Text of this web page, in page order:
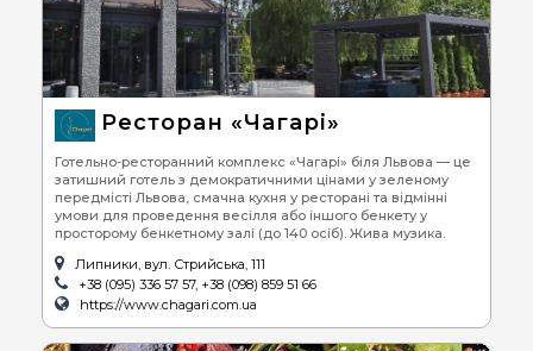
Ресторан «Чагарі»
Готельно-ресторанний комплекс «Чагарі» біля Львова — це
затишний готель з демократичними цінами у зеленому
передмісті Львова, смачна кухня у ресторані та відмінні
умови для проведення весілля або іншого бенкету у
просторому бенкетному залі (до 140 осіб). Жива музика.
Липники, вул. Стрийська, 111
+38 (095) 336 57 57, +38 (098) 859 51 66
https://www.chagari.com.ua